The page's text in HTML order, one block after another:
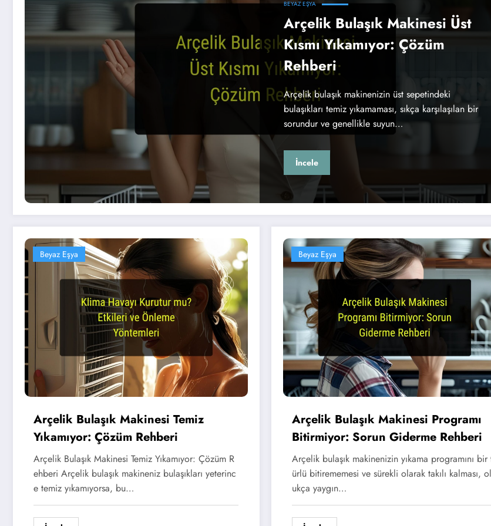
BEYAZ EŞYA
Arçelik Bulaşık Makinesi Üst
Kısmı Yıkamıyor: Çözüm
Rehberi
Arçelik bulaşık makinenizin üst sepetindeki
bulaşıkları temiz yıkamaması, sıkça karşılaşılan bir
sorundur ve genellikle suyun…
İncele
Beyaz Eşya
Arçelik Bulaşık Makinesi Temiz
Yıkamıyor: Çözüm Rehberi
Arçelik Bulaşık Makinesi Temiz Yıkamıyor: Çözüm R
ehberi Arçelik bulaşık makineniz bulaşıkları yeterinc
e temiz yıkamıyorsa, bu…
Beyaz Eşya
Arçelik Bulaşık Makinesi Programı
Bitirmiyor: Sorun Giderme Rehberi
Arçelik bulaşık makinenizin yıkama programını bir
ürlü bitirememesi ve sürekli olarak takılı kalması,
ukça yaygın…